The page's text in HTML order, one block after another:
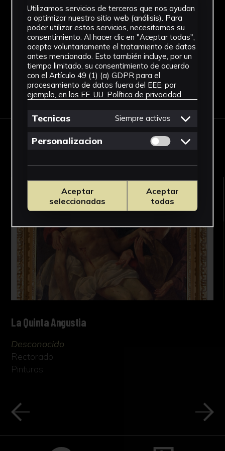
Fondo
Sin fondo
Descargar Ficha
OBRAS RELACIONADAS
La Quinta Angustia
Desconocido
Rectorado
Pinturas
Utilizamos servicios de terceros que nos ayudan
a optimizar nuestro sitio web (análisis). Para
poder utilizar estos servicios, necesitamos su
consentimiento. Al hacer clic en "Aceptar todas",
acepta voluntariamente el tratamiento de datos
antes mencionado. Esto también incluye, por un
tiempo limitado, su consentimiento de acuerdo
con el Artículo 49 (1) (a) GDPR para el
procesamiento de datos fuera del EEE, por
ejemplo, en los EE. UU. Política de privacidad
Tecnicas Siempre activas
Personalizacion Permitir cookies
Aceptar
seleccionadas
Aceptar
todas